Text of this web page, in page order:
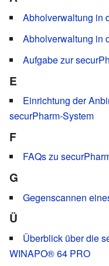
Abholverwaltung in
Abholverwaltung in
Aufgabe zur
E
Einrichtung der
securPharm-System
F
FAQs zu
G
Gegenscannen
Ü
Überblick über die
WINAPO® 64 PRO